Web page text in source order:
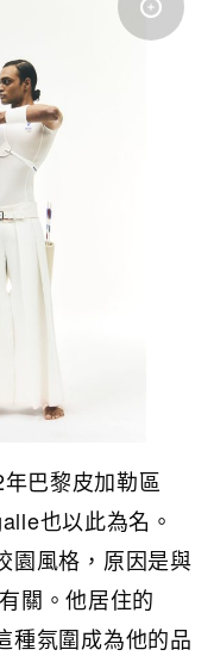
巴黎皮加勒區
也以此為名。
園風格，原因是與
關。他居住的
種氛圍成為他的品